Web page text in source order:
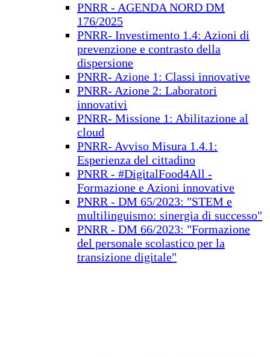
PNRR - AGENDA NORD DM
176/2025
PNRR- Investimento 1.4: Azioni di
prevenzione e contrasto della
dispersione
PNRR- Azione 1: Classi innovative
PNRR- Azione 2: Laboratori
innovativi
PNRR- Missione 1: Abilitazione al
cloud
PNRR- Avviso Misura 1.4.1:
Esperienza del cittadino
PNRR - #DigitalFood4All -
Formazione e Azioni innovative
PNRR - DM 65/2023: "STEM e
multilinguismo: sinergia di successo"
PNRR - DM 66/2023: "Formazione
del personale scolastico per la
transizione digitale"